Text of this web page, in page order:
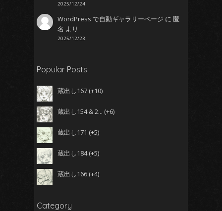
2025/12/24
WordPress で自動ギャラリーページ に匿
名 より
2025/12/23
Popular Posts
蔵出し167 +10
蔵出し154 & 2... +6
蔵出し171 +5
蔵出し184 +5
蔵出し166 +4
Category